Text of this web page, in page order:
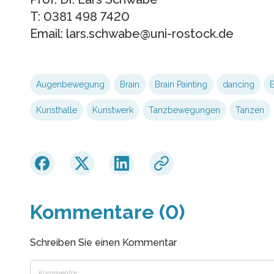
T: 0381 498 7420
Email: lars.schwabe@uni-rostock.de
Augenbewegung Brain Brain Painting dancing
Kunsthalle Kunstwerk Tanzbewegungen Tanzen
Kommentare (0)
Schreiben Sie einen Kommentar